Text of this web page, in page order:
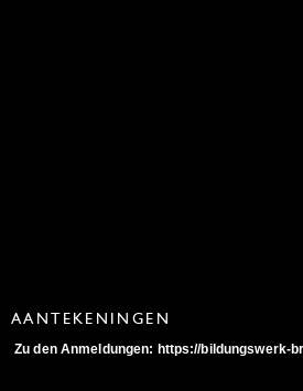
AANTEKENINGEN
Zu den Anmeldungen: https://bildungswerk-